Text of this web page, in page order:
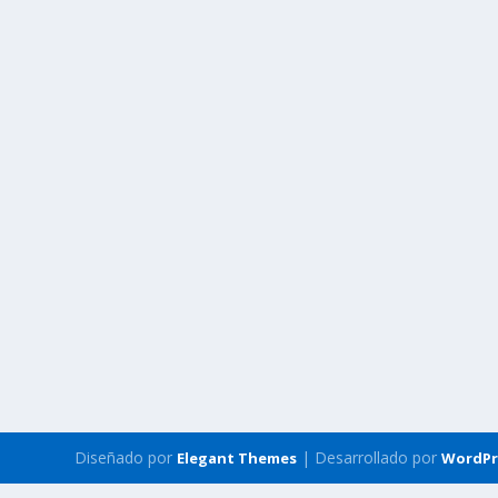
Diseñado por Elegant Themes | Desarrollado por